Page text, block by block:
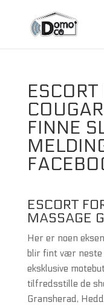
FINNE
ESCORT
MASSAGE
Her er noen
blir fint vær neste
eksklusive
tilfredsstille de
Gransherad,